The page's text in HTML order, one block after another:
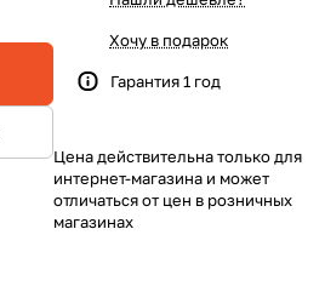
Хочу в подарок
Гарантия 1 год
Цена действительна только для
интернет-магазина и может
отличаться от цен в розничных
магазинах